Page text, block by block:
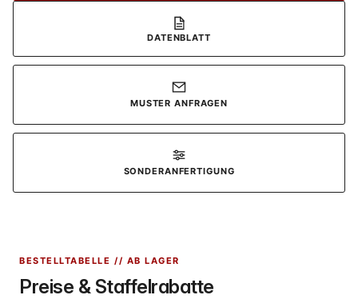
DATENBLATT
MUSTER ANFRAGEN
SONDERANFERTIGUNG
BESTELLTABELLE // AB LAGER
Preise & Staffelrabatte